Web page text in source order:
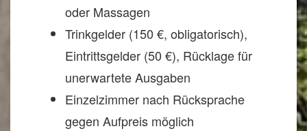
oder Massagen
Trinkgelder (150 €, obligatorisch),
Eintrittsgelder (50 €), Rücklage für
unerwartete Ausgaben
Einzelzimmer nach Rücksprache
gegen Aufpreis möglich